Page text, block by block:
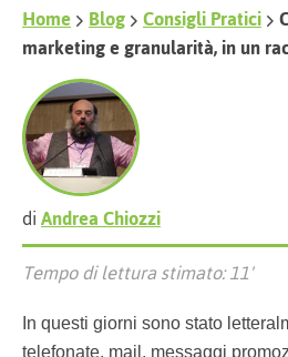
Home Blog Consigli Pratici
marketing e granularità, in un
diAndrea Chiozzi
Tempo di lettura stimato: 11'
In questi giorni sono stato
telefonate, mail, messaggi